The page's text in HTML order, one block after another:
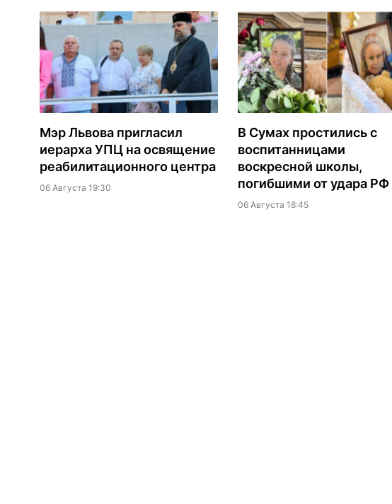
Мэр Львова пригласил
иерарха УПЦ на освящение
реабилитационного центра
06 Августа 19:30
В Сумах простились с
воспитанницами
воскресной школы,
погибшими от удара РФ
06 Августа 18:45